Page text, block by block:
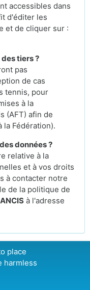
accessibles dans
d'éditer les
et de cliquer sur :
tiers ?
pas
de cas
tennis, pour
à la
(AFT) afin de
Fédération).
données ?
relative à la
et à vos droits
à contacter notre
de la politique de
à l'adresse
place
harmless